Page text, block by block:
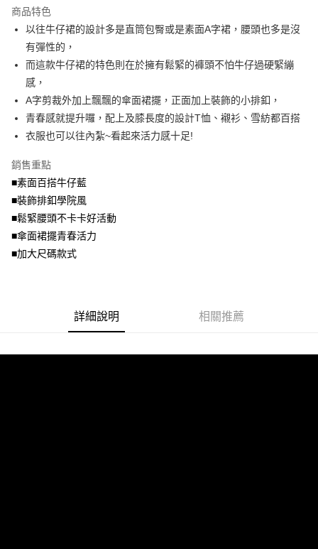
流程，驗證手機門號後，選擇欲分期的期數、繳款截止日，確認付款後即完
成交易。
3.實際核准額度、可分期數及費用金額請依後續交易確認頁面所載為準。
4.訂單成立30分鐘內，如未前往確認交易或遇審核未通過，訂單將自動取
法說明評估內容。
【繳款方式說明】
1.分期款項不併入電信帳單，「大哥付你分期」於每月結算日後寄送繳費提
醒簡訊。
2.透過簡訊連結打開帳單後，可選擇「超商條碼／台灣大直營門市／銀行轉
帳／街口支付／iPASS MONEY」等通路繳費。
【注意事項】
1.本服務係由「台灣大哥大股份有限公司」（以下簡稱本公司）所提供，讓
用戶於交易時，得透過本服務購買商品或服務，並由商店將買賣／分期付款
買賣價金債權讓與本公司後，依約使用本公司帳單繳交帳款。
資料（包含姓名、電話或地址）提供予台灣大哥大進項蒐集、處理及利用，
由本公司與您本人進行分期帳單所需資料之確認、核對及更正。
3.完整用戶服務條款，請詳閱以下連結：
【關於「AFTEE先享後付」】
AFTEE先享後付是「在收到商品之後才付款」的支付方式。 讓您購物簡單
便利好安心！
１．簡單：不需註冊會員、不需綁卡、不需儲值。
２．便利：只要手機號碼，簡訊認證，即可結帳。
３．安心：先確認商品／服務後，再付款。
【「AFTEE先享後付」結帳流程】
１．於結帳方式選擇「AFTEE先享後付」後，將跳轉至「AFTEE先享後付」
２．訂單成立數日內，您將收到繳費通知簡訊。
ATM／網路銀行／等多元方式進行付款，方視為交易完成。
※ 請注意：結帳手續完成當下不需立刻繳費，但若您需要取消訂單，請聯絡
購買商品的店家。未經商家同意取消之訂單仍視為有效，需透過AFTEE先享
後付繳納相關費用。
※ 交易是否成功請以「AFTEE先享後付 」之結帳頁面顯示為準，若有關於
是否繳費成功／繳費後需取消欲退款等相關疑問，請聯繫「AFTEE先享後付
客戶支援中心」https://netprotections.freshdesk.com/support/home
２．關於個人資料處理事宜，請瀏覽以下網址：
https://aftee.tw/terms/#terms3
「AFTEE先享後付」，若未經同意申辦者引起之損失，本公司不負相關責
ATM付款
全家取貨付款
每筆NT$70，滿NT$699(含以上)免運費
付款後全家取貨
7-11取貨付款
每筆NT$70，滿NT$799(含以上)免運費
付款後7-11取貨
每筆NT$70，滿NT$699(含以上)免運費
宅配
商品特色
以往牛仔裙的設計多是直筒包臀或是素面A字裙，腰頭也多是沒
有彈性的，
而這款牛仔裙的特色則在於擁有鬆緊的褲頭不怕牛仔過硬緊繃
感，
A字剪裁外加上飄飄的傘面裙擺，正面加上裝飾的小排釦，
青春感就提升囉，配上及膝長度的設計T恤、襯衫、雪紡都百搭
衣服也可以往內紮~看起來活力感十足!
銷售重點
■素面百搭牛仔藍
■裝飾排釦學院風
■鬆緊腰頭不卡卡好活動
■傘面裙擺青春活力
■加大尺碼款式
詳細說明 相關推薦